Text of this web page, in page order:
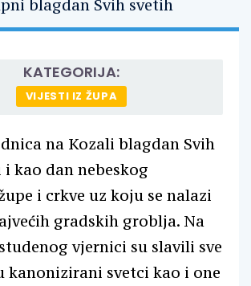
KATEGORIJA:
VIJESTI IZ ŽUPA
na Kozali blagdan Svih
i kao dan nebeskog
i crkve uz koju se nalazi
gradskih groblja. Na
vjernici su slavili sve
kanonizirani svetci kao i one